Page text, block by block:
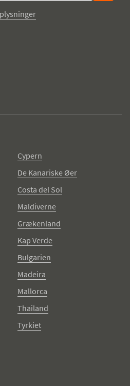
Cypern
De Kanariske Øer
Costa del Sol
Maldiverne
Grækenland
Kap Verde
Bulgarien
Madeira
Mallorca
Thailand
Tyrkiet